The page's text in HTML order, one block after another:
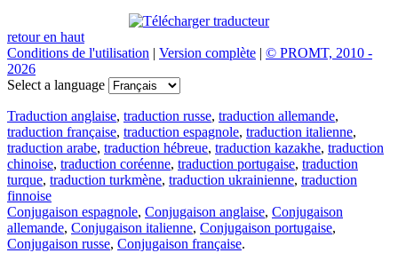
retour en haut
Conditions de l'utilisation | Version complète | © PROMT, 2010 -
2026
Select a language
Traduction anglaise, traduction russe, traduction allemande,
traduction française, traduction espagnole, traduction italienne,
traduction arabe, traduction hébreue, traduction kazakhe, traduction
chinoise, traduction coréenne, traduction portugaise, traduction
turque, traduction turkmène, traduction ukrainienne, traduction
finnoise
Conjugaison espagnole, Conjugaison anglaise, Conjugaison
allemande, Conjugaison italienne, Conjugaison portugaise,
Conjugaison russe, Conjugaison française.